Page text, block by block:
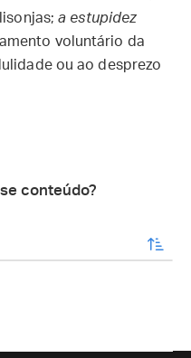
lisonjas;a estupidez
voluntário da
ou ao desprezo
conteúdo?
enviar